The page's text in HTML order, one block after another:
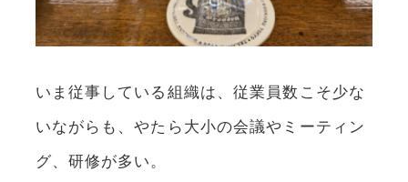
いま従事している組織は、従業員数こそ少な
いながらも、やたら大小の会議やミーティン
グ、研修が多い。